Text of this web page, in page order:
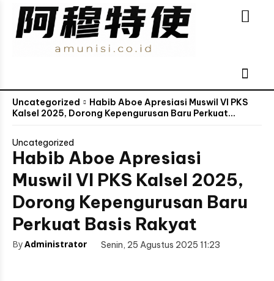
Uncategorized
Habib Aboe Apresiasi Muswil VI PKS
Kalsel 2025, Dorong Kepengurusan Baru Perkuat...
Uncategorized
Habib Aboe Apresiasi
Muswil VI PKS Kalsel 2025,
Dorong Kepengurusan Baru
Perkuat Basis Rakyat
ByAdministrator Senin, 25 Agustus 2025 11:23